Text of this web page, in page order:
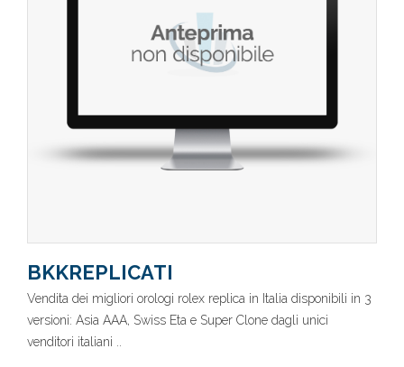
BKKREPLICATI
Vendita dei migliori orologi rolex replica in Italia disponibili in 3
versioni: Asia AAA, Swiss Eta e Super Clone dagli unici
venditori italiani ..